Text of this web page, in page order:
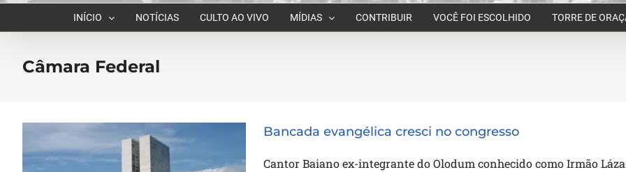
INÍCIO NOTÍCIAS CULTO AO VIVO MÍDIAS CONTRIBUIR VOCÊ FOI ESCOLHIDO TORRE DE
Câmara Federal
Bancada evangélica cresci no congresso
Cantor Baiano ex-integrante do Olodum conhecido como Irmão